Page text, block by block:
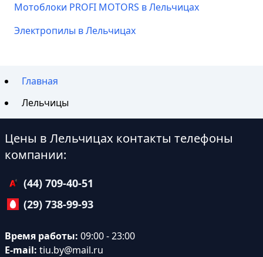
Мотоблоки PROFI MOTORS в Лельчицах
Электропилы в Лельчицах
Главная
Лельчицы
Цены в Лельчицах контакты телефоны
компании:
(44) 709-40-51
(29) 738-99-93
Время работы: 09:00 - 23:00
E-mail: tiu.by@mail.ru